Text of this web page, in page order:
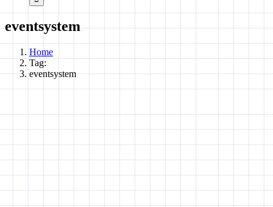
eventsystem
Home
Tag:
eventsystem